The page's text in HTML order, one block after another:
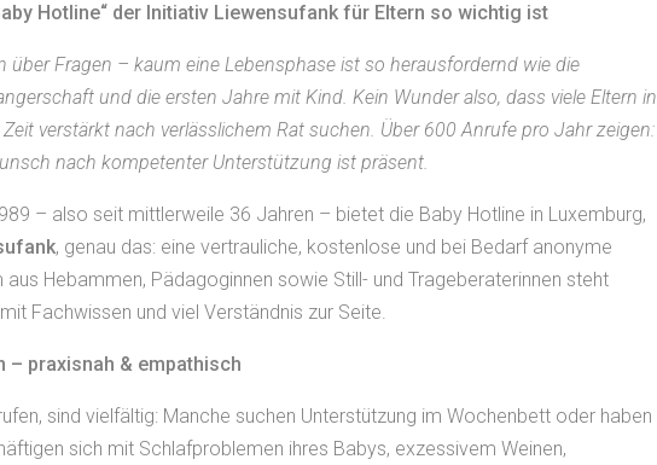
Hotline“ der Initiativ Liewensufank für Eltern so wichtig ist
über Fragen – kaum eine Lebensphase ist so herausfordernd wie die
und die ersten Jahre mit Kind. Kein Wunder also, dass viele Eltern in
verstärkt nach verlässlichem Rat suchen. Über 600 Anrufe pro Jahr zeigen:
nach kompetenter Unterstützung ist präsent.
– also seit mittlerweile 36 Jahren – bietet die Baby Hotline in Luxemburg,
, genau das: eine vertrauliche, kostenlose und bei Bedarf anonyme
aus Hebammen, Pädagoginnen sowie Still- und Trageberaterinnen steht
Fachwissen und viel Verständnis zur Seite.
– praxisnah & empathisch
sind vielfältig: Manche suchen Unterstützung im Wochenbett oder haben
sich mit Schlafproblemen ihres Babys, exzessivem Weinen,